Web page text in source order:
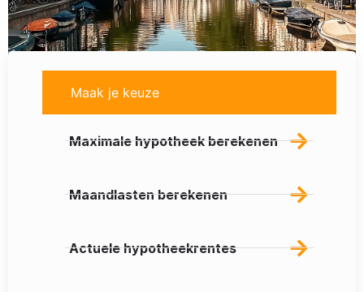
Maak je keuze
Maximale hypotheek berekenen
Maandlasten berekenen
Actuele hypotheekrentes